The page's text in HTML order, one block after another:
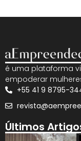
é uma plataforma
empoderar
+55 41 9 8795-
Últimos